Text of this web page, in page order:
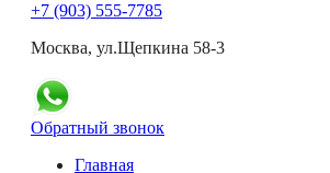
+7 (903) 555-7785
Москва, ул.Щепкина 58-3
Обратный звонок
Главная